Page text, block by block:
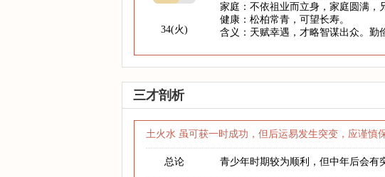
34(火)
家庭：不依祖业而立身，家庭圆满，
健康：松柏常青，可望长寿。
含义：天赋幸遇，才略智谋出众。勤
三才剖析
土火水 虽可获一时成功，但后运易发生突变，应谨慎
总论 青少年时期较为顺利，但中年后会有